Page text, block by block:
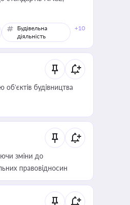
Будівельна
діяльність
+10
будівництва
зміни до
правовідносин